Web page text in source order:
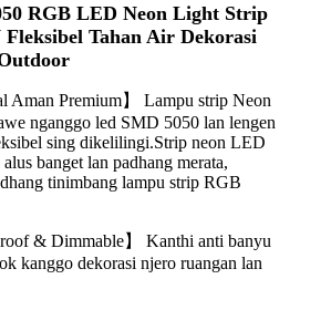
RGB LED Neon Light Strip
Fleksibel Tahan Air Dekorasi
Aman Premium】 Lampu strip Neon
nganggo led SMD 5050 lan lengen
sing dikelilingi.Strip neon LED
banget lan padhang merata,
tinimbang lampu strip RGB
& Dimmable】 Kanthi anti banyu
kanggo dekorasi njero ruangan lan